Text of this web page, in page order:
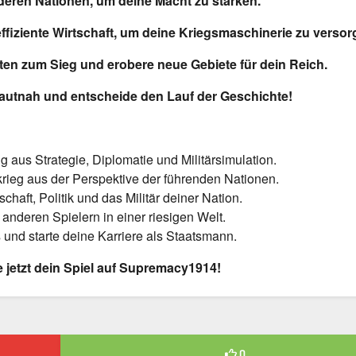
Wirtschaft, um deine Kriegsmaschinerie zu
zum Sieg und erobere neue Gebiete für dein Reich.
und entscheide den Lauf der Geschichte!
aus Strategie, Diplomatie und Militärsimulation.
aus der Perspektive der führenden Nationen.
Politik und das Militär deiner Nation.
Spielern in einer riesigen Welt.
starte deine Karriere als Staatsmann.
jetzt dein Spiel auf Supremacy1914!